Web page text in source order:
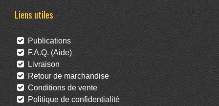
Liens utiles
Publications
F.A.Q. (Aide)
Livraison
Retour de marchandise
Conditions de vente
Politique de confidentialité